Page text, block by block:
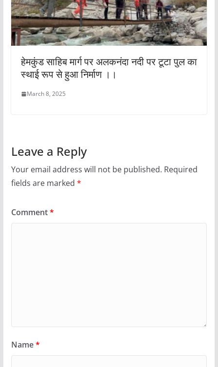
हेमकुंड साहिब मार्ग पर अलकनंदा नदी पर टूटा पुल का
स्थाई रूप से हुआ निर्माण ।।
March 8, 2025
Leave a Reply
Your email address will not be published. Required
fields are marked *
Comment*
Name*